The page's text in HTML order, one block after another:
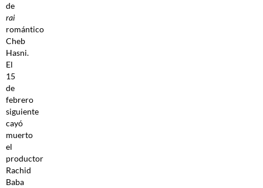
de
rai
romántico
Cheb
Hasni.
El
15
de
febrero
siguiente
cayó
muerto
el
productor
Rachid
Baba